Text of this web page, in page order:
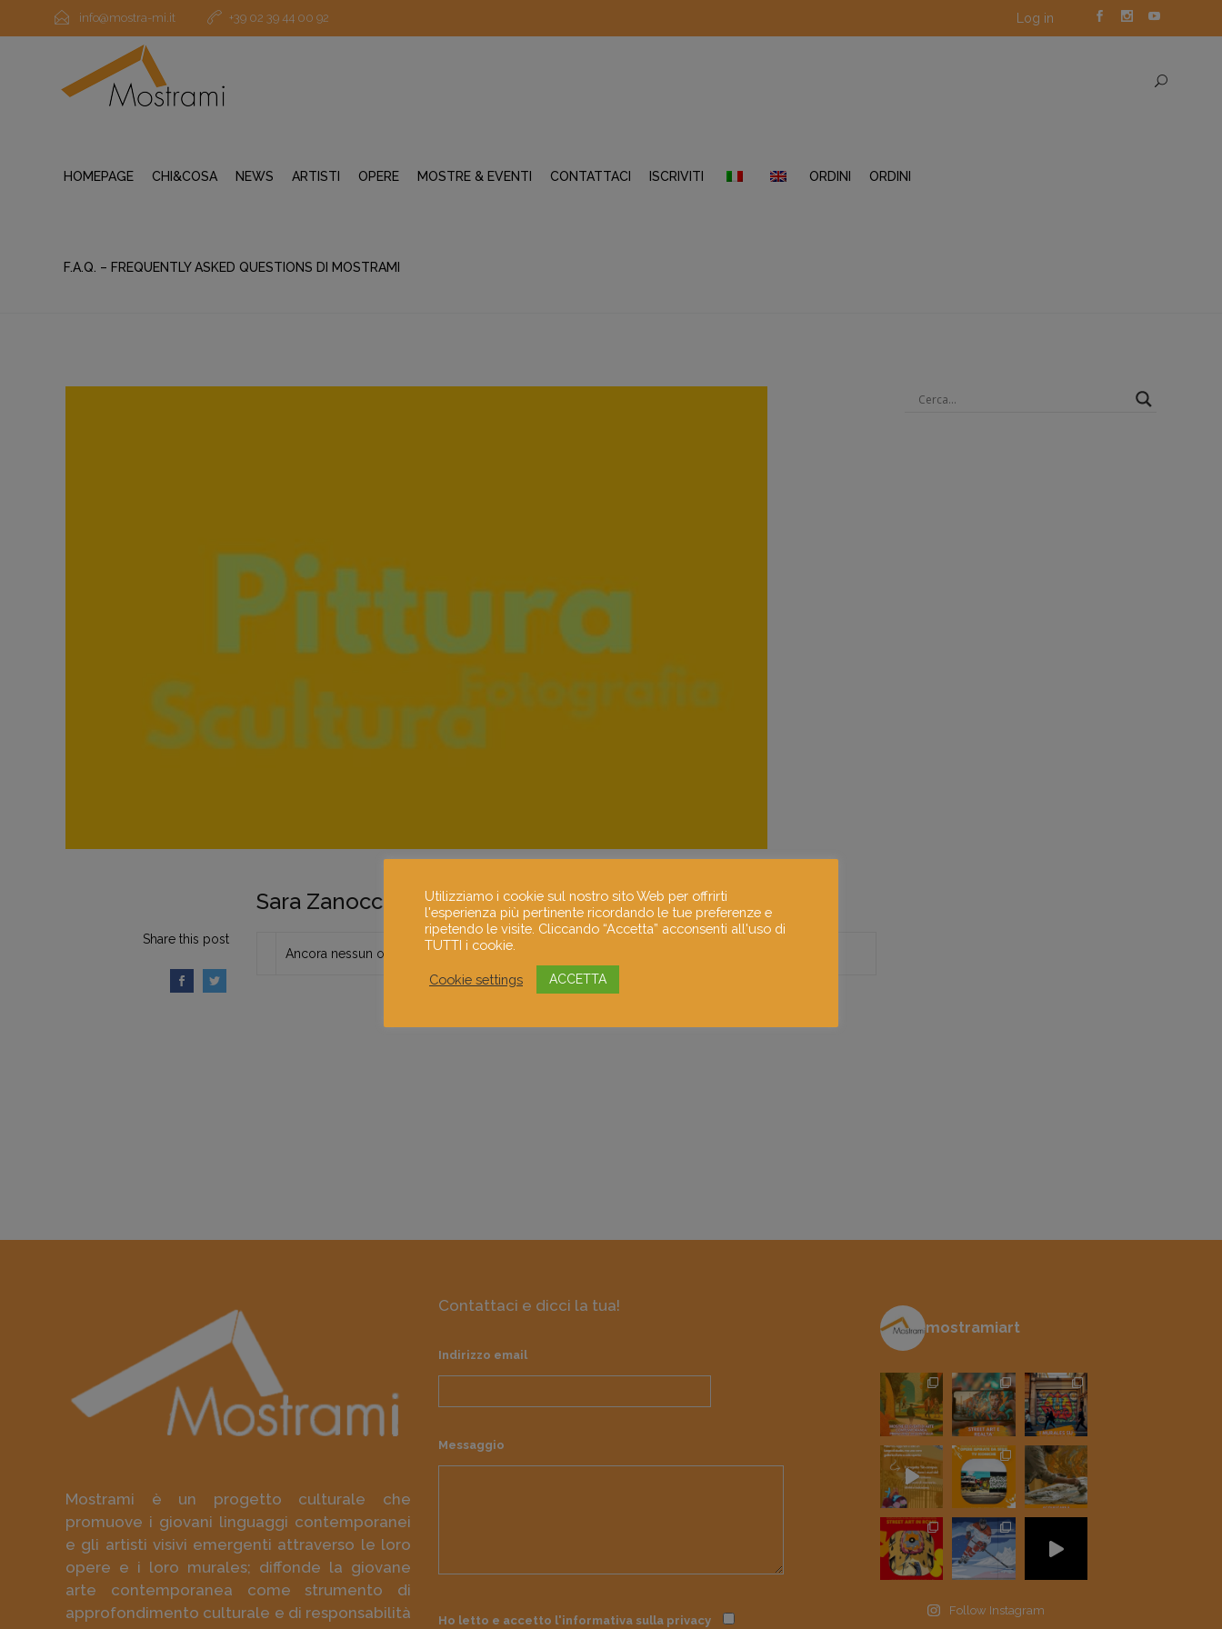
info@mostra-mi.it +39 02 39 44 00 92 Log in
HOMEPAGE CHI&COSA NEWS ARTISTI OPERE MOSTRE & EVENTI CONTATTACI ISCRIVITI ORDINI ORDINI
F.A.Q. – FREQUENTLY ASKED QUESTIONS DI MOSTRAMI
Sara Zanocchio
Share this post
Ancora nessun opera caricata..
Mostrami è un progetto culturale che
promuove i giovani linguaggi contemporanei
e gli artisti visivi emergenti attraverso le loro
opere e i loro murales; diffonde la giovane
arte contemporanea come strumento di
approfondimento culturale e di responsabilità
Contattaci e dicci la tua!
Indirizzo email
Messaggio
Ho letto e accetto l'informativa sulla privacy
mostramiart
Follow Instagram
Utilizziamo i cookie sul nostro sito Web per offrirti
l'esperienza più pertinente ricordando le tue preferenze e
ripetendo le visite. Cliccando “Accetta” acconsenti all'uso di
TUTTI i cookie.
Cookie settings ACCETTA